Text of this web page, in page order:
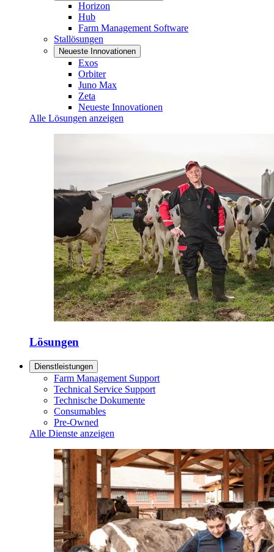
Horizon
Hub
Farm Management Software
Stallösungen
Neueste Innovationen
Exos
Orbiter
Juno Max
Zeta
Neueste Innovationen
Alle Lösungen anzeigen
Lösungen
Dienstleistungen
Farm Management Support
Technical Service Support
Technische Dokumente
Consumables
Pre-Owned
Alle Dienste anzeigen